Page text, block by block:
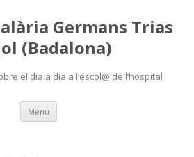
Germans Trias
(Badalona)
el dia a dia a l’escol@ de l’hospital
Menu Skip
content